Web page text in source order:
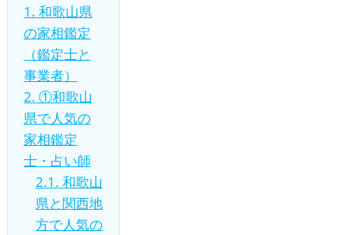
1. 和歌山県
の家相鑑定
（鑑定士と
事業者）
2. ①和歌山
県で人気の
家相鑑定
士・占い師
2.1. 和歌山
県と関西地
方で人気の